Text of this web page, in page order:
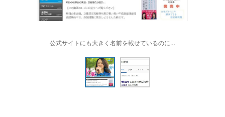
公式サイトにも大きく名前を載せているのに…